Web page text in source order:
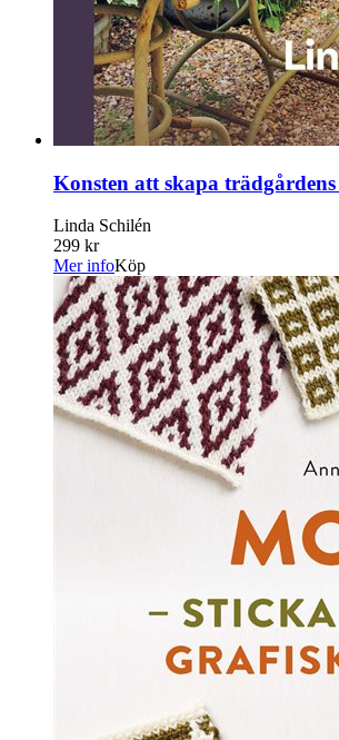
Konsten att skapa
Linda Schilén
299 kr
Mer infoKöp